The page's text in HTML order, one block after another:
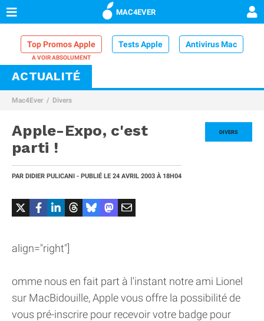
MAC4EVER
Top Promos Apple Tests Apple Antivirus Mac
VPN Mac
Comparatif iPhone
ACTUALITÉ
Mac4Ever Divers
DIVERS
Apple-Expo, c'est
parti !
PAR DIDIER PULICANI - PUBLIÉ LE 24 AVRIL 2003 À 18H04
align="right"]
omme nous en fait part à l'instant notre ami Lionel
sur MacBidouille, Apple vous offre la possibilité de
vous pré-inscrire pour recevoir votre badge pour